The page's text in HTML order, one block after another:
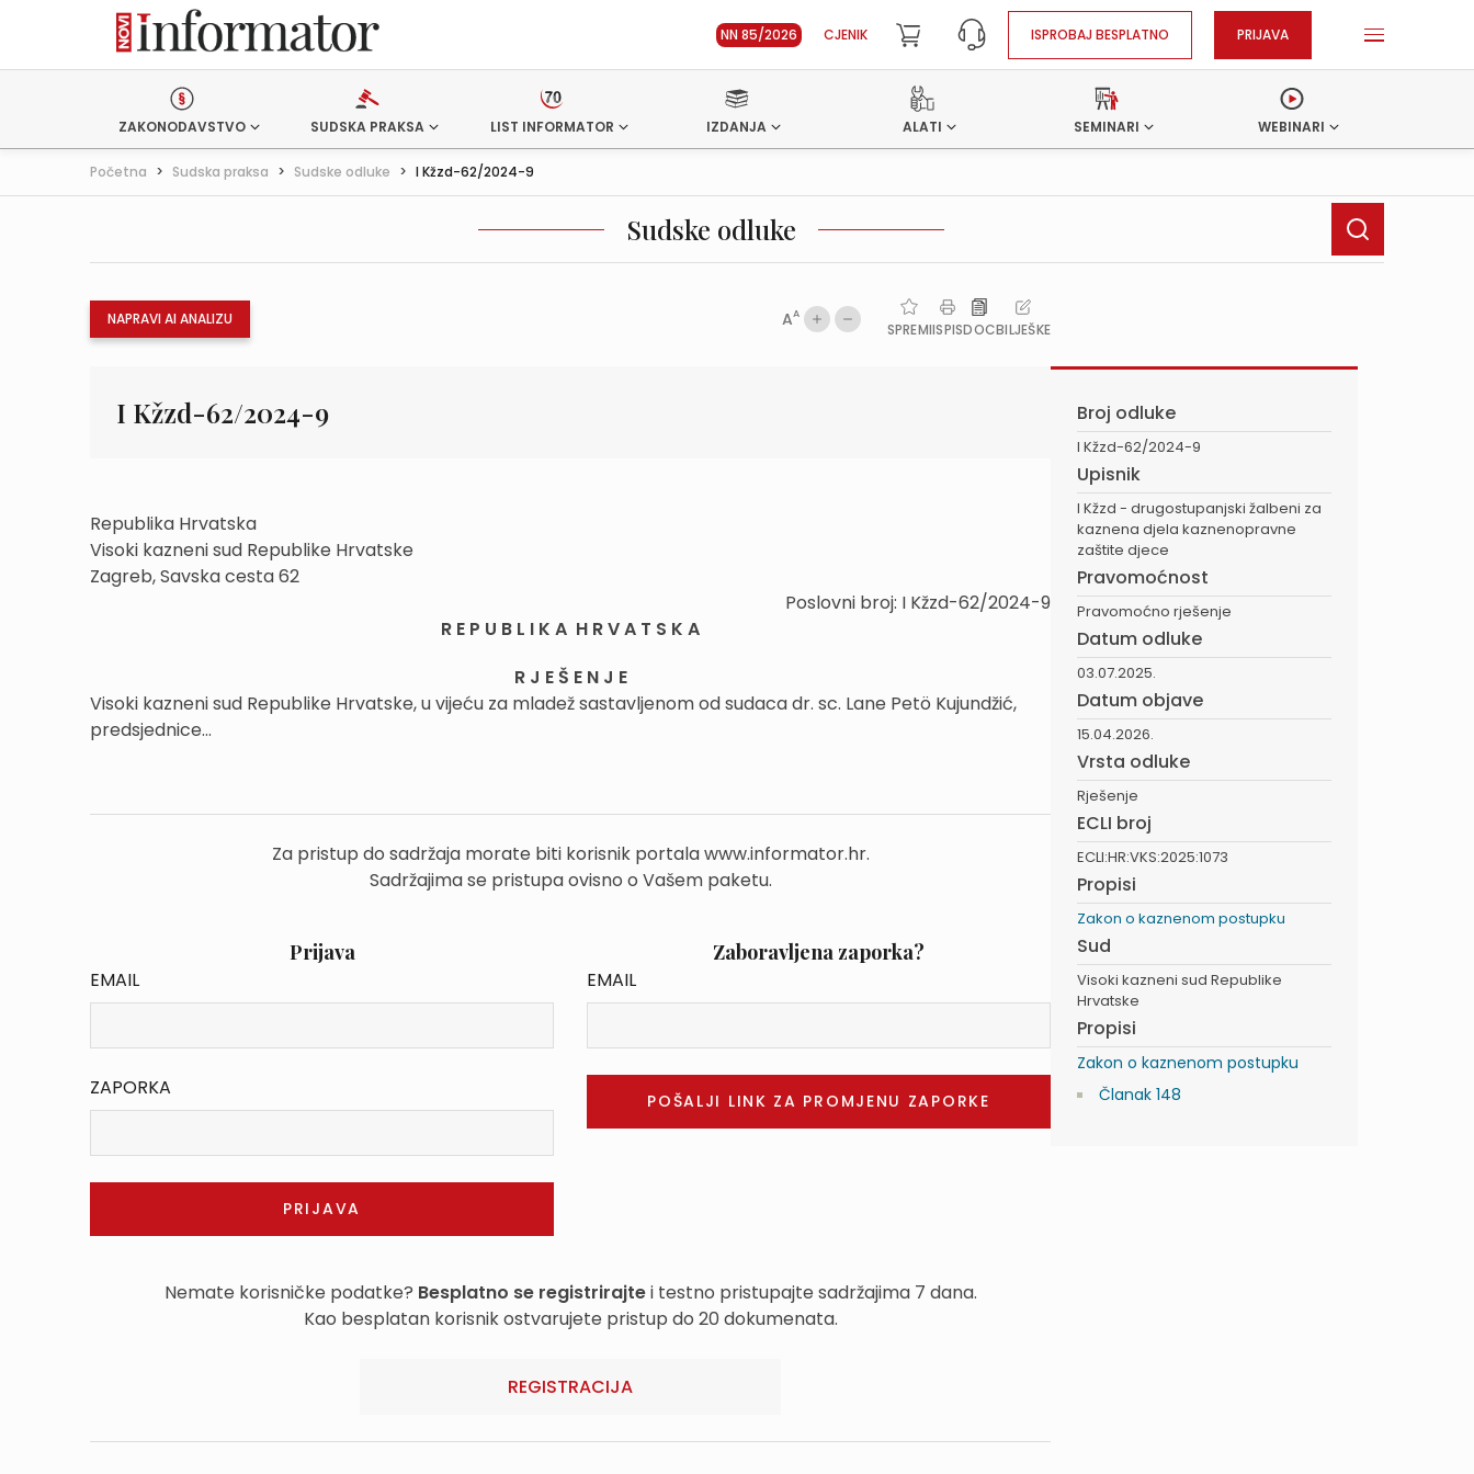
NN 85/2026 CJENIK ISPROBAJ BESPLATNO PRIJAVA
ZAKONODAVSTVO SUDSKA PRAKSA LIST INFORMATOR IZDANJA ALATI SEMINARI WEBINARI
Početna > Sudska praksa > Sudske odluke > I Kžzd-62/2024-9
Sudske odluke
NAPRAVI AI ANALIZU AA
SPREMIISPISDOCBILJEŠKE
I Kžzd-62/2024-9
Republika Hrvatska
Visoki kazneni sud Republike Hrvatske
Zagreb, Savska cesta 62
Poslovni broj: I Kžzd-62/2024-9
R E P U B L I K A H R V A T S K A
R J E Š E N J E
Visoki kazneni sud Republike Hrvatske, u vijeću za mladež sastavljenom od sudaca dr. sc. Lane Petö Kujundžić,
predsjednice...
Za pristup do sadržaja morate biti korisnik portala www.informator.hr.
Sadržajima se pristupa ovisno o Vašem paketu.
Prijava
EMAIL
ZAPORKA
Zaboravljena zaporka?
EMAIL
Nemate korisničke podatke? Besplatno se registrirajtei testno pristupajte sadržajima 7 dana.
Kao besplatan korisnik ostvarujete pristup do 20 dokumenata.
REGISTRACIJA
Broj odluke
I Kžzd-62/2024-9
Upisnik
I Kžzd - drugostupanjski žalbeni za
kaznena djela kaznenopravne
zaštite djece
Pravomoćnost
Pravomoćno rješenje
Datum odluke
03.07.2025.
Datum objave
15.04.2026.
Vrsta odluke
Rješenje
ECLI broj
ECLI:HR:VKS:2025:1073
Propisi
Zakon o kaznenom postupku
Sud
Visoki kazneni sud Republike
Hrvatske
Propisi
Zakon o kaznenom postupku
Članak 148